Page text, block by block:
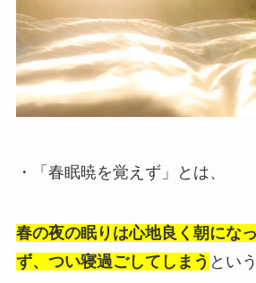
・「春眠暁を覚えず」とは、
春の夜の眠りは心地良く朝にな
ず、つい寝過ごしてしまう とい